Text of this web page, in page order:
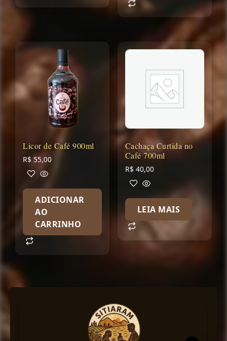
Licor de Café 900ml
R$ 55,00
ADICIONAR
AO
CARRINHO
Cachaça Curtida no
Café 700ml
R$ 40,00
LEIA MAIS